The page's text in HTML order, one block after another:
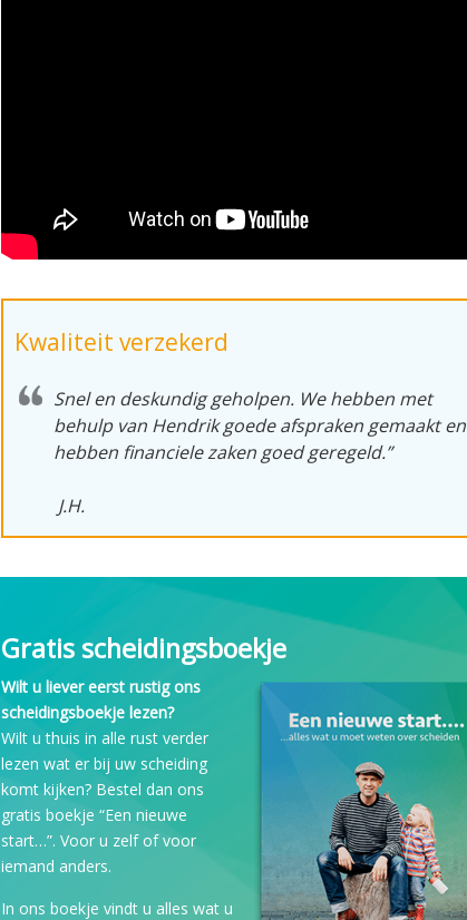
Kwaliteit verzekerd
Snel en deskundig geholpen. We hebben met
behulp van Hendrik goede afspraken gemaakt en
hebben financiele zaken goed geregeld.”
J.H.
Gratis scheidingsboekje
Wilt u liever eerst rustig ons
scheidingsboekje lezen?
Wilt u thuis in alle rust verder
lezen wat er bij uw scheiding
komt kijken? Bestel dan ons
gratis boekje “Een nieuwe
start…”. Voor u zelf of voor
iemand anders.
In ons boekje vindt u alles wat u